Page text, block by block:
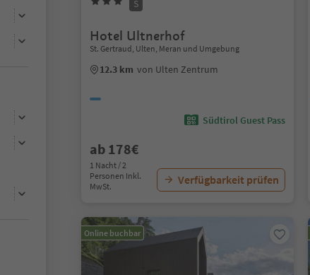
S
Hotel Ultnerhof
St. Gertraud, Ulten, Meran und Umgebung
12.3 km von Ulten Zentrum
Südtirol Guest Pass
ab 178€
1 Nacht / 2
Personen Inkl.
MwSt.
Verfügbarkeit prüfen
Online buchbar